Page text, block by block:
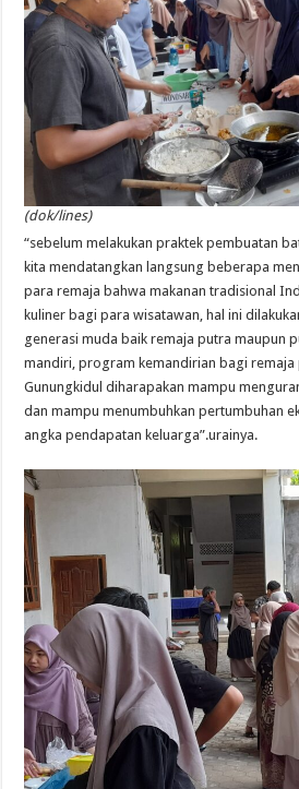
(dok/lines)
“sebelum melakukan praktek pembuatan
kita mendatangkan langsung beberapa
para remaja bahwa makanan tradisional
kuliner bagi para wisatawan, hal ini
generasi muda baik remaja putra maupun
mandiri, program kemandirian bagi remaja
Gunungkidul diharapakan mampu
dan mampu menumbuhkan pertumbuhan
angka pendapatan keluarga”.urainya.